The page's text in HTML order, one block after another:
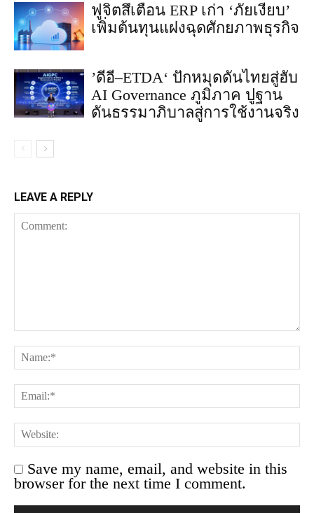
ฟูจิตสึเตือน ERP เก่า ‘ภัยเงียบ’
เพิ่มต้นทุนแฝงฉุดศักยภาพธุรกิจ
’ดีอี–ETDA‘ ปักหมุดดันไทยสู่ฮับ
AI Governance ภูมิภาค ปูฐาน
ดันธรรมาภิบาลสู่การใช้งานจริง
LEAVE A REPLY
Save my name, email, and website in this
browser for the next time I comment.